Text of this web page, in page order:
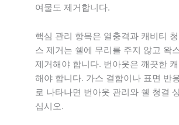
여물도 제거합니다.
핵심 관리 항목은 열충격과 캐비티
스 제거는 쉘에 무리를 주지 않고 왁
제거해야 합니다. 번아웃은 깨끗한
해야 합니다. 가스 결함이나 표면 반
로 나타나면 번아웃 관리와 쉘 청결
십시오.